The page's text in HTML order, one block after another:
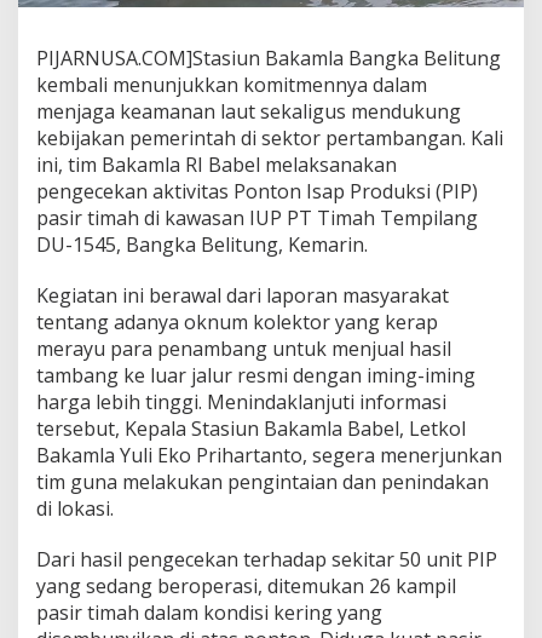
PIJARNUSA.COM]Stasiun Bakamla Bangka Belitung
kembali menunjukkan komitmennya dalam
menjaga keamanan laut sekaligus mendukung
kebijakan pemerintah di sektor pertambangan. Kali
ini, tim Bakamla RI Babel melaksanakan
pengecekan aktivitas Ponton Isap Produksi (PIP)
pasir timah di kawasan IUP PT Timah Tempilang
DU-1545, Bangka Belitung, Kemarin.
Kegiatan ini berawal dari laporan masyarakat
tentang adanya oknum kolektor yang kerap
merayu para penambang untuk menjual hasil
tambang ke luar jalur resmi dengan iming-iming
harga lebih tinggi. Menindaklanjuti informasi
tersebut, Kepala Stasiun Bakamla Babel, Letkol
Bakamla Yuli Eko Prihartanto, segera menerjunkan
tim guna melakukan pengintaian dan penindakan
di lokasi.
Dari hasil pengecekan terhadap sekitar 50 unit PIP
yang sedang beroperasi, ditemukan 26 kampil
pasir timah dalam kondisi kering yang